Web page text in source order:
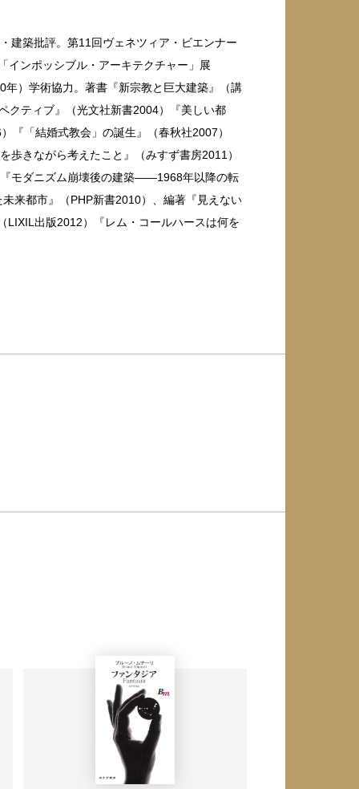
建築批評。第11回ヴェネツィア・ビエンナー
インポッシブル・アーキテクチャー」展
）学術協力。著書『新宗教と巨大建築』（講
クティブ』（光文社新書2004）『美しい都
「結婚式教会」の誕生』（春秋社2007）
きながら考えたこと』（みすず書房2011）
モダニズム崩壊後の建築——1968年以降の転
来都市』（PHP新書2010）、編著『見えない
出版2012）『レム・コールハースは何を